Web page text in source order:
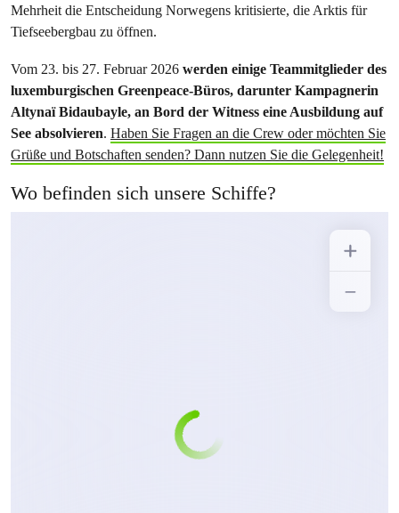
Mehrheit die Entscheidung Norwegens kritisierte, die Arktis für
Tiefseebergbau zu öffnen.
Vom 23. bis 27. Februar 2026 werden einige Teammitglieder des
luxemburgischen Greenpeace-Büros, darunter Kampagnerin
Altynaï Bidaubayle, an Bord der Witness eine Ausbildung auf
See absolvieren. Haben Sie Fragen an die Crew oder möchten Sie
Grüße und Botschaften senden? Dann nutzen Sie die Gelegenheit!
Wo befinden sich unsere Schiffe?